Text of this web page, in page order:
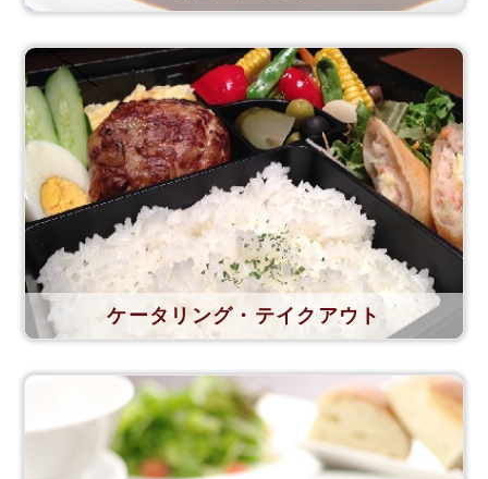
ケータリング・テイクアウト